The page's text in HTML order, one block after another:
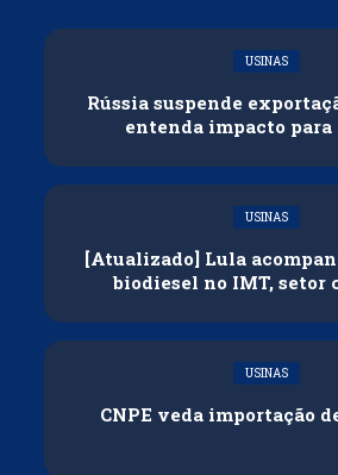
USINAS
Rússia suspende
entenda impacto para
USINAS
[Atualizado] Lula
biodiesel no IMT, setor
USINAS
CNPE veda importação